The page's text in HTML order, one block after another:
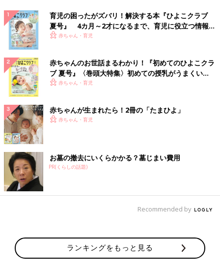
育児の困ったがズバリ！解決する本『ひよこクラブ
夏号』 4カ月～2才になるまで、育児に役立つ情報が
いっぱい！
赤ちゃん・育児
赤ちゃんのお世話まるわかり！『初めてのひよこクラ
ブ 夏号』〈巻頭大特集〉初めての授乳がうまくい
く！ おっぱい・ミルクの基本と夏のトラブル 解決テ
赤ちゃん・育児
赤ちゃんが生まれたら！2冊の「たまひよ」
赤ちゃん・育児
お墓の撤去にいくらかかる？墓じまい費用
PR(くらしの話題)
Recommended by
ランキングをもっと見る